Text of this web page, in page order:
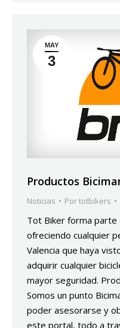
MAY
3
Productos
Noticias Portotbikers
Tot Biker forma parte
ofreciendo cualquier
Valencia que haya
adquirir cualquier
mayor seguridad.
Somos un punto
poder asesorarse y
este portal, todo a